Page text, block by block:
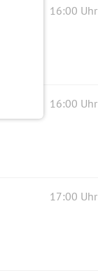
16:00 Uhr
16:00 Uhr
17:00 Uhr